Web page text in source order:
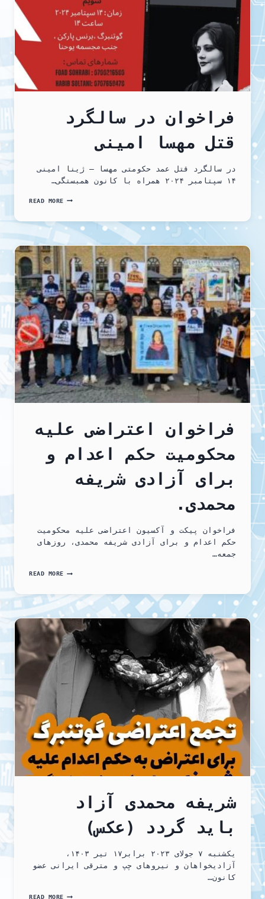
فراخوان در سالگرد
قتل مهسا امینی
در سالگرد قتل عمد حکومتی مهسا – ژینا امینی
۱۴ سپتامبر ۲۰۲۴ همراه با کانون همبستگی…
READ MOREفراخوان
قتل
امینی
فراخوان اعتراضی علیه
محکومیت حکم اعدام و
برای آزادی شریفه
محمدی.
فراخوان پیکت و آکسیون اعتراضی علیه محکومیت
حکم اعدام و برای آزادی شریفه محمدی، روزهای
جمعه…
READ MOREفراخوان
محکومیت
حکم
اعدام
و
برای
آزادی
شریفه
محمدی.
شریفه محمدی آزاد
باید گردد (عکس)
یکشنبه ۷ جولای ۲۰۲۳ برابر۱۷ تیر ۱۴۰۳،
آزادیخواهان و نیروهای چپ و مترقی ایرانی عضو
کانون…
READ MOREشریفه